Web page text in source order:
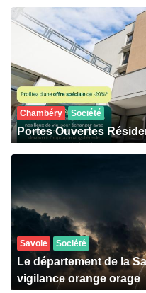
Chambéry Société
Portes Ouvertes
Savoie Société
Le département de la
vigilance orange orage